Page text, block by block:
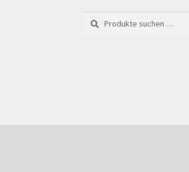
Suchen
nach:
Suchen